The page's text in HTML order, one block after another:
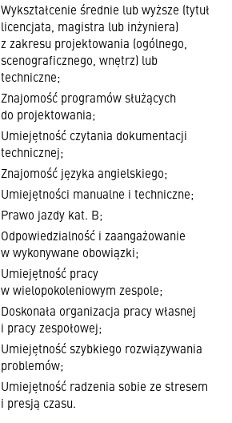
Wykształcenie średnie lub wyższe (tytuł
licencjata, magistra lub inżyniera)
z zakresu projektowania (ogólnego,
scenograficznego, wnętrz) lub
techniczne;
Znajomość programów służących
do projektowania;
Umiejętność czytania dokumentacji
technicznej;
Znajomość języka angielskiego;
Umiejętności manualne i techniczne;
Prawo jazdy kat. B;
Odpowiedzialność i zaangażowanie
w wykonywane obowiązki;
Umiejętność pracy
w wielopokoleniowym zespole;
Doskonała organizacja pracy własnej
i pracy zespołowej;
Umiejętność szybkiego rozwiązywania
problemów;
Umiejętność radzenia sobie ze stresem
i presją czasu.